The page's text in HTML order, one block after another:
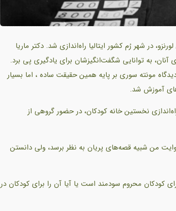
ژانویه 1907 میلادی، در محله سن لورنزو، در شهر رُم کشور ایتالیا راه‌اندازی شد. دکتر ماریا
به توانایی شگفت‌انگیزشان برای یادگیری پی برد.
مونته سوری بر پایه همین حقیقت ساده ، اما بسیار
آموزش شد.
نخستین خانه کودکان، در حضور گروهی از
من شبیه قصه‌های پریان به نظر برسد، ولی دانستن
کودکان محروم سودمند است یا آیا آن را برای کودکان در